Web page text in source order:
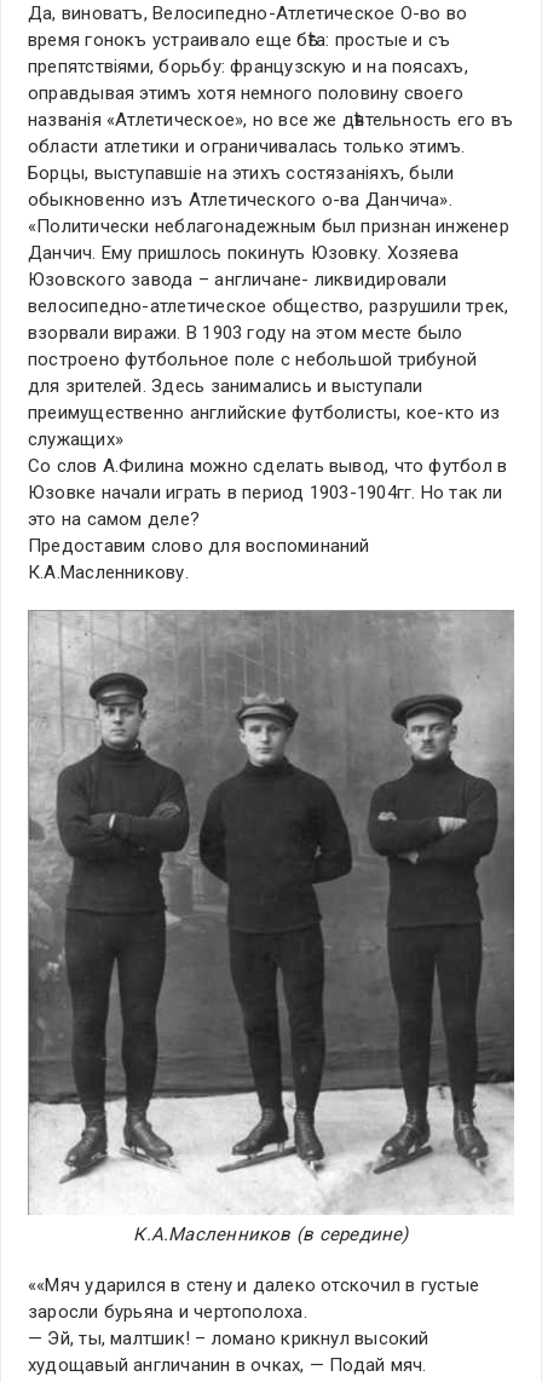
Да, виноватъ, Велосипедно-Атлетическое О-во во
время гонокъ устраивало еще бѣга: простые и съ
препятствiями, борьбу: французскую и на поясахъ,
оправдывая этимъ хотя немного половину своего
названiя «Атлетическое», но все же дѣятельность его въ
области атлетики и ограничивалась только этимъ.
Борцы, выступавшiе на этихъ состязанiяхъ, были
обыкновенно изъ Атлетического о-ва Данчича».
«Политически неблагонадежным был признан инженер
Данчич. Ему пришлось покинуть Юзовку. Хозяева
Юзовского завода – англичане- ликвидировали
велосипедно-атлетическое общество, разрушили трек,
взорвали виражи. В 1903 году на этом месте было
построено футбольное поле с небольшой трибуной
для зрителей. Здесь занимались и выступали
преимущественно английские футболисты, кое-кто из
служащих»
Со слов А.Филина можно сделать вывод, что футбол в
Юзовке начали играть в период 1903-1904гг. Но так ли
это на самом деле?
Предоставим слово для воспоминаний
К.А.Масленникову.
К.А.Масленников (в середине)
««Мяч ударился в стену и далеко отскочил в густые
заросли бурьяна и чертополоха.
— Эй, ты, малтшик! – ломано крикнул высокий
худощавый англичанин в очках, — Подай мяч.